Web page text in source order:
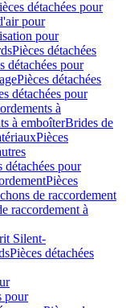
détachées pour
pour
pour
Pièces détachées
détachées pour
Pièces détachées
détachées pour
à
à emboîterBrides de
Pièces
détachées pour
Pièces
de raccordement
raccordement à
Silent-
Pièces détachées
pour